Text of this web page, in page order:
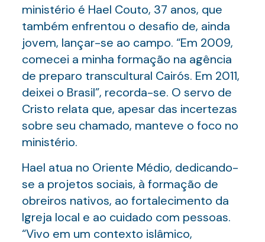
ministério é Hael Couto, 37 anos, que
também enfrentou o desafio de, ainda
jovem, lançar-se ao campo. “Em 2009,
comecei a minha formação na agência
de preparo transcultural Cairós. Em 2011,
deixei o Brasil”, recorda-se. O servo de
Cristo relata que, apesar das incertezas
sobre seu chamado, manteve o foco no
ministério.
Hael atua no Oriente Médio, dedicando-
se a projetos sociais, à formação de
obreiros nativos, ao fortalecimento da
Igreja local e ao cuidado com pessoas.
“Vivo em um contexto islâmico,